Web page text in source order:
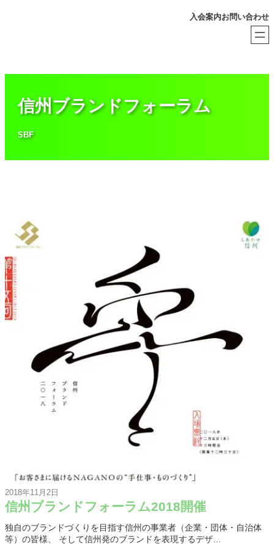
入会案内お問い合わせ
信州ブランドフォーラム
SBF
2018年11月2日
信州ブランドフォーラム2018開催
独自のブランドづくりを目指す信州の事業者（企業・団体・自治体
等）の皆様、 そして信州発のブランドを表現するデザ…